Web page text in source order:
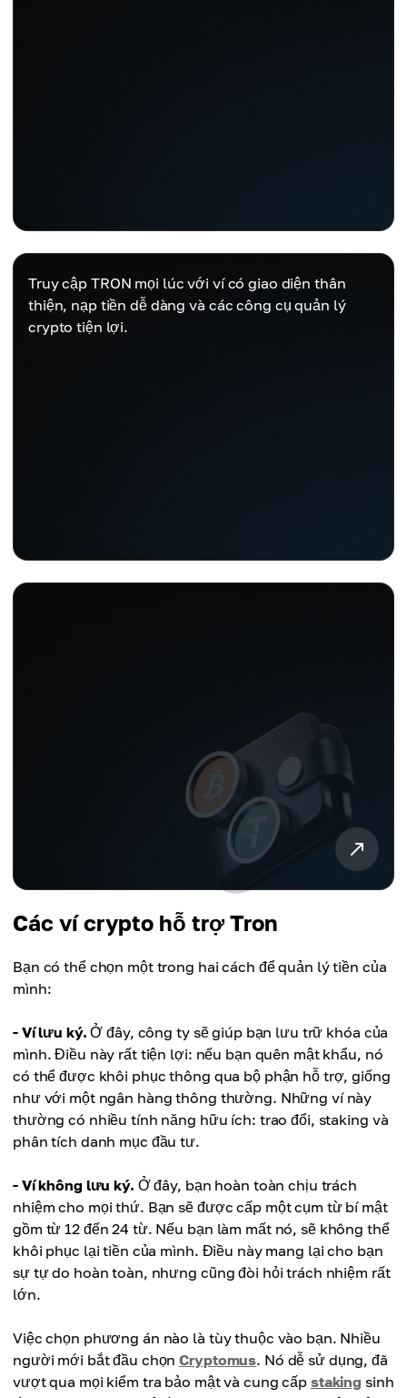
Truy cập TRON mọi lúc với ví có giao diện thân
thiện, nạp tiền dễ dàng và các công cụ quản lý
crypto tiện lợi.
Các ví crypto hỗ trợ Tron
Bạn có thể chọn một trong hai cách để quản lý tiền của
mình:
- Ví lưu ký. Ở đây, công ty sẽ giúp bạn lưu trữ khóa của
mình. Điều này rất tiện lợi: nếu bạn quên mật khẩu, nó
có thể được khôi phục thông qua bộ phận hỗ trợ, giống
như với một ngân hàng thông thường. Những ví này
thường có nhiều tính năng hữu ích: trao đổi, staking và
phân tích danh mục đầu tư.
- Ví không lưu ký. Ở đây, bạn hoàn toàn chịu trách
nhiệm cho mọi thứ. Bạn sẽ được cấp một cụm từ bí mật
gồm từ 12 đến 24 từ. Nếu bạn làm mất nó, sẽ không thể
khôi phục lại tiền của mình. Điều này mang lại cho bạn
sự tự do hoàn toàn, nhưng cũng đòi hỏi trách nhiệm rất
lớn.
Việc chọn phương án nào là tùy thuộc vào bạn. Nhiều
người mới bắt đầu chọnCryptomus. Nó dễ sử dụng, đã
vượt qua mọi kiểm tra bảo mật và cung cấp staking sinh